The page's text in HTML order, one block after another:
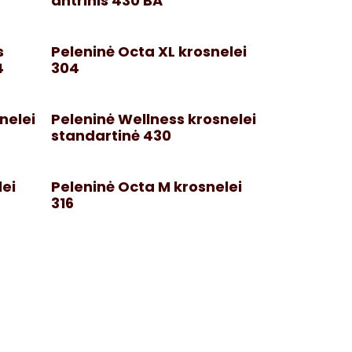
Peleninė Octa XL krosnelei
304
Peleninė Wellness krosnelei
standartinė 430
Peleninė Octa M krosnelei
316